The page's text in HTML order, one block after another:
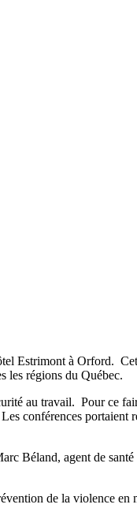
Estrimont à Orford.
les régions du Québec.
au travail. Pour ce
conférences portaient
Béland, agent de
de la violence en